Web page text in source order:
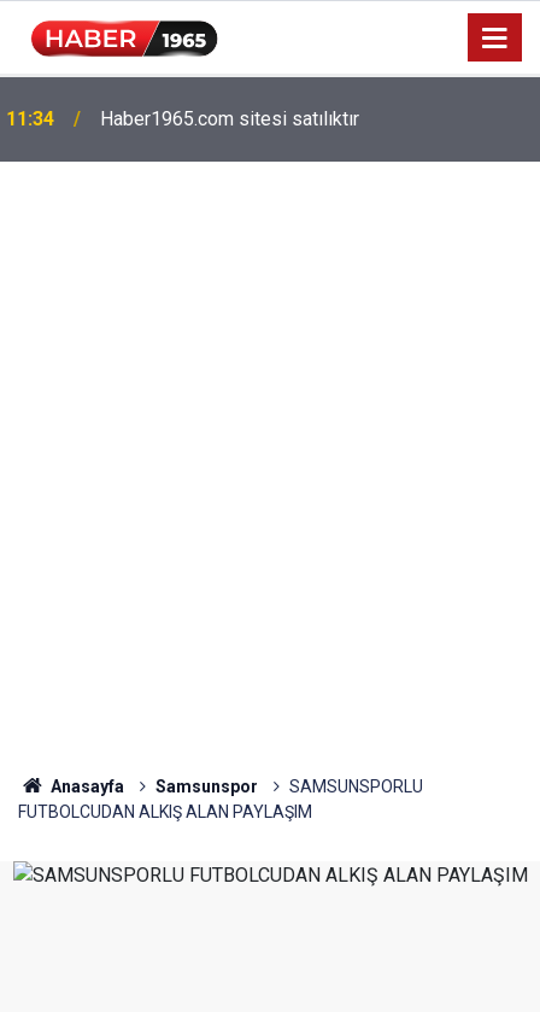
15:52
hesaplarda
Anasayfa Samsunspor
SAMSUNSPORLU
FUTBOLCUDAN ALKIŞ ALAN PAYLAŞIM